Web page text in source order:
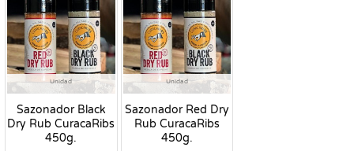
Unidad
Sazonador Black
Dry Rub CuracaRibs
450g.
Unidad
Sazonador Red Dry
Rub CuracaRibs
450g.